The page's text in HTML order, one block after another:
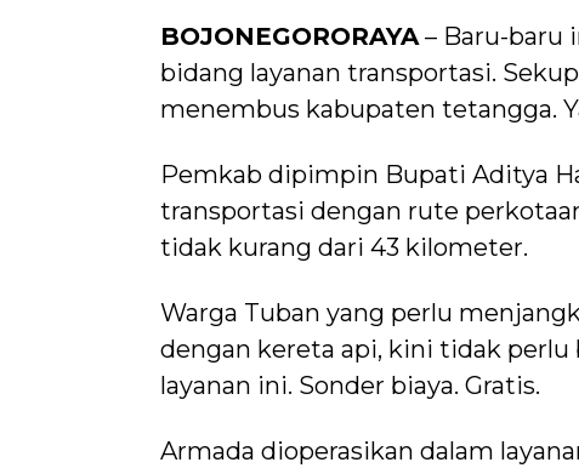
BOJONEGORORAYA– Baru-baru
bidang layanan transportasi.
menembus kabupaten tetangga.
Pemkab dipimpin Bupati Aditya
transportasi dengan rute
tidak kurang dari 43 kilometer.
Warga Tuban yang perlu
dengan kereta api, kini tidak perlu
layanan ini. Sonder biaya. Gratis.
Armada dioperasikan dalam